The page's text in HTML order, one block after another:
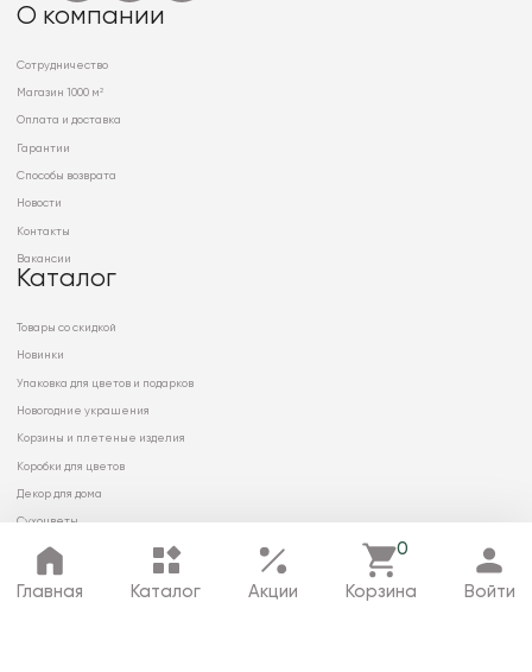
Главная Каталог Акции
0
Корзина Войти
О компании
Сотрудничество
Магазин 1000 м²
Оплата и доставка
Гарантии
Способы возврата
Новости
Контакты
Вакансии
Каталог
Товары со скидкой
Новинки
Упаковка для цветов и подарков
Новогодние украшения
Корзины и плетеные изделия
Коробки для цветов
Декор для дома
Сухоцветы
© 2026 ООО «МИРРЭЙ»